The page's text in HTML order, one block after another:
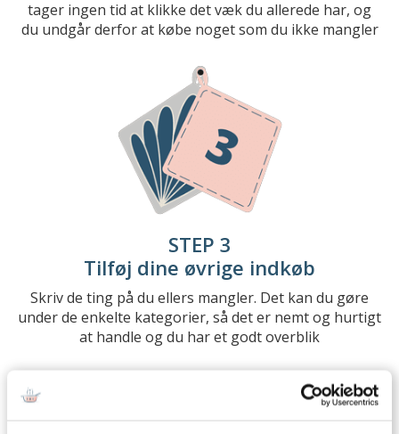
tager ingen tid at klikke det væk du allerede har, og
du undgår derfor at købe noget som du ikke mangler
STEP 3
Tilføj dine øvrige indkøb
Skriv de ting på du ellers mangler. Det kan du gøre
under de enkelte kategorier, så det er nemt og hurtigt
at handle og du har et godt overblik